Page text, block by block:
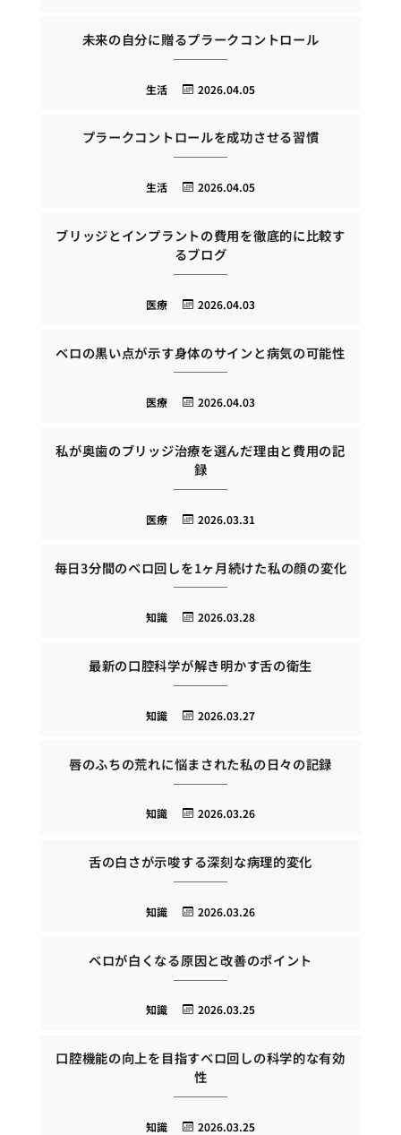
未来の自分に贈るプラークコントロール
2026.04.05
生活
プラークコントロールを成功させる習慣
2026.04.05
生活
ブリッジとインプラントの費用を徹底的に比較す
るブログ
2026.04.03
医療
ベロの黒い点が示す身体のサインと病気の可能性
2026.04.03
医療
私が奥歯のブリッジ治療を選んだ理由と費用の記
録
2026.03.31
医療
毎日3分間のベロ回しを1ヶ月続けた私の顔の変化
2026.03.28
知識
最新の口腔科学が解き明かす舌の衛生
2026.03.27
知識
唇のふちの荒れに悩まされた私の日々の記録
2026.03.26
知識
舌の白さが示唆する深刻な病理的変化
2026.03.26
知識
ベロが白くなる原因と改善のポイント
2026.03.25
知識
口腔機能の向上を目指すベロ回しの科学的な有効
性
2026.03.25
知識